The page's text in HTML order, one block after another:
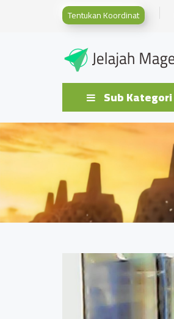
Tentukan Koordinat
Sub Kategori